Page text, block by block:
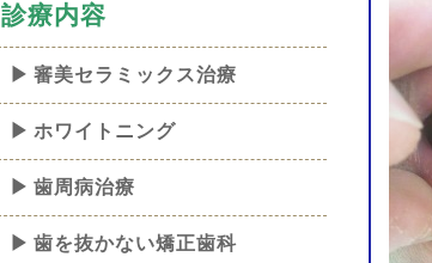
診療内容
審美セラミックス治療
ホワイトニング
歯周病治療
歯を抜かない矯正歯科